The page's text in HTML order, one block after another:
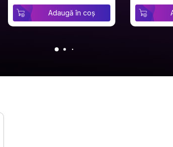
Adaugă în coș